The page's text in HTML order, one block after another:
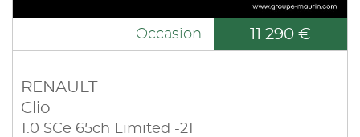
Occasion 11 290 €
RENAULT
Clio
1.0 SCe 65ch Limited -21